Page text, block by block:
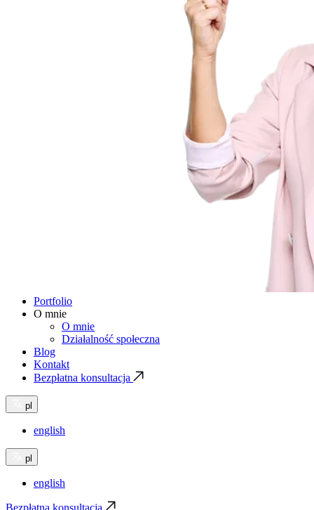
Portfolio
O mnie
O mnie
Działalność społeczna
Blog
Kontakt
Bezpłatna konsultacja
pl
english
pl
english
Bezpłatna konsultacja